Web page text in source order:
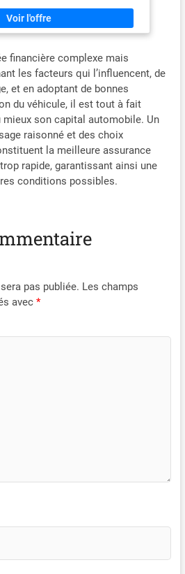
réfléchissantes, rendant votre
voiture visible même la nuit,
dommages causés par d'autres
véhicules Facile à utiliser : Du
côté conducteur, une fermeture
éclair (avec une bande
réfléchissante bien visible à
proximité) permet d'ouvrir la
portière sans avoir à retirer la
housse. Le sac pratique inclus
permet de la ranger facilement
dans le coffre de la voiture
financière complexe mais
les facteurs qui l’influencent, de
et en adoptant de bonnes
du véhicule, il est tout à fait
mieux son capital automobile. Un
raisonné et des choix
la meilleure assurance
rapide, garantissant ainsi une
conditions possibles.
pas publiée. Les champs
avec *